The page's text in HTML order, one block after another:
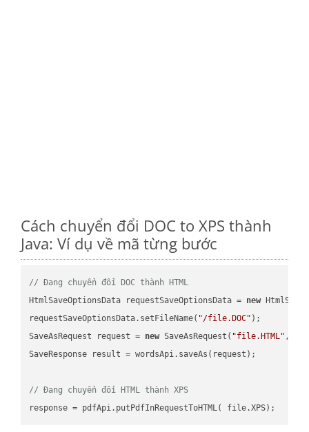
Cách chuyển đổi DOC to XPS thành
Java: Ví dụ về mã từng bước
// Đang chuyển đổi DOC thành HTML
HtmlSaveOptionsData requestSaveOptionsData = new
requestSaveOptionsData.setFileName( "/file.DOC" );
SaveAsRequest request = new SaveAsRequest( "file.HTML"
SaveResponse result = wordsApi.saveAs(request);
// Đang chuyển đổi HTML thành XPS